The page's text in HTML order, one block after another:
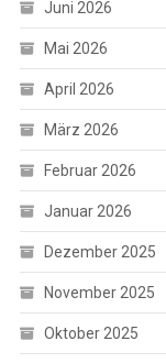
Juni 2026
Mai 2026
April 2026
März 2026
Februar 2026
Januar 2026
Dezember 2025
November 2025
Oktober 2025